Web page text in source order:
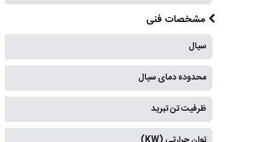
مشخصات فنی
سیال
محدوده دمای سیال
ظرفیت تن تبرید